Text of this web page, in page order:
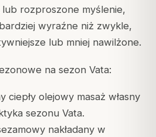
rozproszone myślenie,
wyraźne niż zwykle,
lub mniej nawilżone.
na sezon Vata:
ciepły olejowy masaż własny
sezonu Vata.
nakładany w